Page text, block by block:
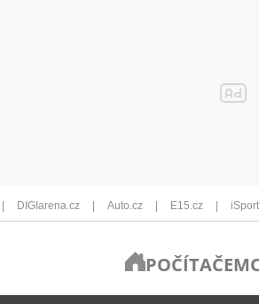
DIGIarena.cz Auto.cz E15.cz
POČÍTAČE